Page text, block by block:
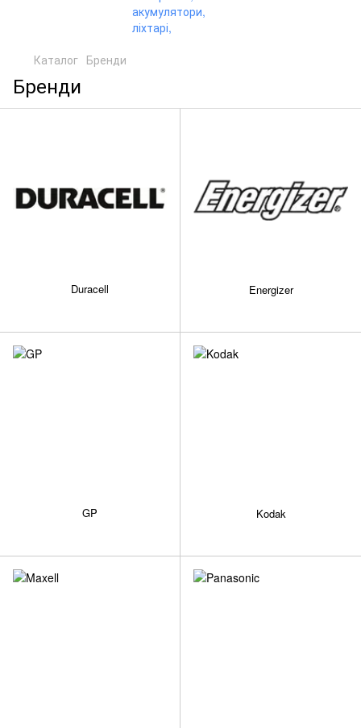
Каталог Бренди
Бренди
Duracell Energizer
GP Kodak